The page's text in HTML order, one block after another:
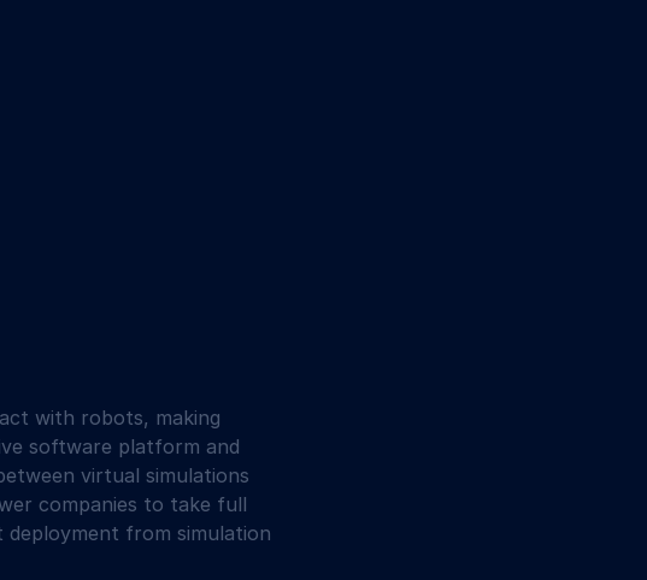
with robots, making
software platform and
virtual simulations
companies to take full
from simulation